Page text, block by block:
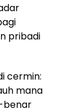
pribadi
cermin:
mana
benar